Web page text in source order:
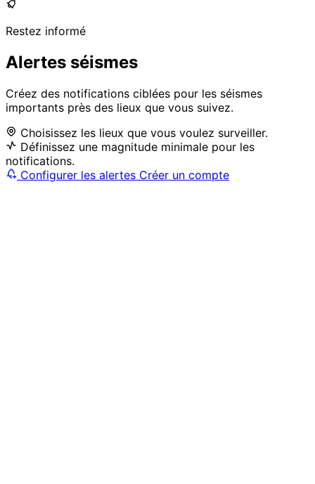
Restez informé
Alertes séismes
Créez des notifications ciblées pour les séismes
importants près des lieux que vous suivez.
Choisissez les lieux que vous voulez surveiller.
Définissez une magnitude minimale pour les
notifications.
Configurer les alertes Créer un compte